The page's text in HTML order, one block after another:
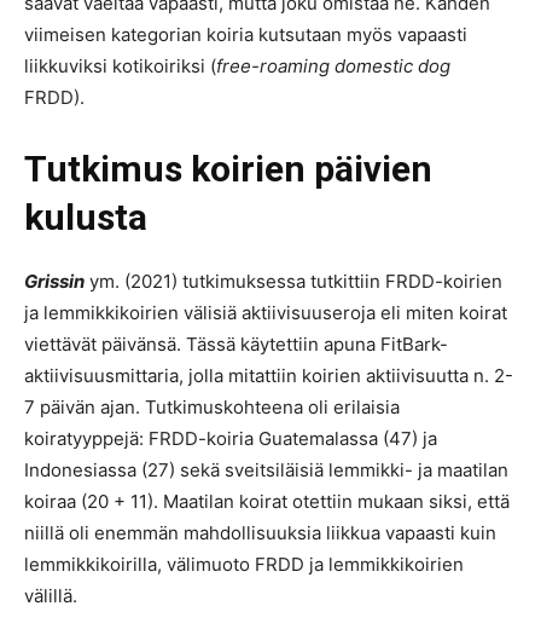
viimeisen kategorian koiria kutsutaan myös vapaasti
liikkuviksi kotikoiriksi (free-roaming domestic dog
FRDD).
Tutkimus koirien päivien
kulusta
Grissin ym. (2021) tutkimuksessa tutkittiin FRDD-koirien
ja lemmikkikoirien välisiä aktiivisuuseroja eli miten koirat
viettävät päivänsä. Tässä käytettiin apuna FitBark-
aktiivisuusmittaria, jolla mitattiin koirien aktiivisuutta n. 2-
7 päivän ajan. Tutkimuskohteena oli erilaisia
koiratyyppejä: FRDD-koiria Guatemalassa (47) ja
Indonesiassa (27) sekä sveitsiläisiä lemmikki- ja maatilan
koiraa (20 + 11). Maatilan koirat otettiin mukaan siksi, että
niillä oli enemmän mahdollisuuksia liikkua vapaasti kuin
lemmikkikoirilla, välimuoto FRDD ja lemmikkikoirien
välillä.